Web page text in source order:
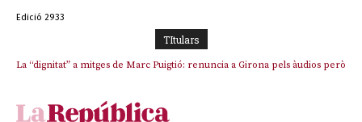
Edició 2933
TItulars
La “dignitat” a mitges de Marc Puigtió: renuncia a Girona pels àudios però